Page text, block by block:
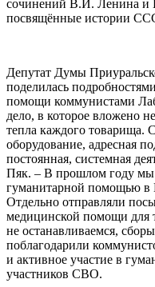
сочинений В.И. Ленина и
посвящённые истории
Депутат Думы
поделилась
помощи коммунистами
дело, в которое вложено
тепла каждого товарища.
оборудование, адресная
постоянная, системная
Пяк. – В прошлом году мы
гуманитарной помощью в
Отдельно отправляли
медицинской помощи для
не останавливаемся,
поблагодарили
и активное участие в
участников СВО.